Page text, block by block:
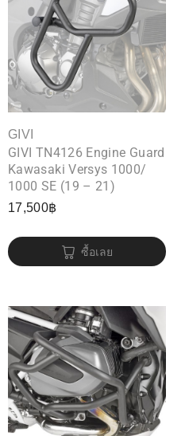
GIVI
GIVI TN4126 Engine Guard
Kawasaki Versys 1000/
1000 SE (19 – 21)
17,500฿
ซื้อเลย